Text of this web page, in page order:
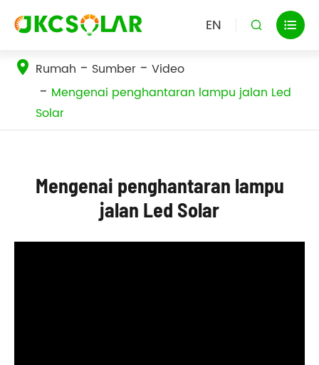
EN  
Rumah Sumber
Video
Mengenai penghantaran lampu jalan Led
Solar
Mengenai penghantaran lampu
jalan Led Solar